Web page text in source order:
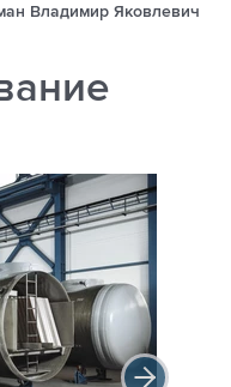
Владимир Яковлевич